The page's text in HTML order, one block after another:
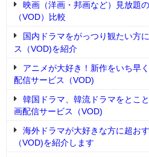
映画（洋画・邦画など）見放題
（VOD）比較
国内ドラマをがっつり観たい方
ス（VOD)を紹介
アニメが大好き！新作をいち早
配信サービス（VOD)
韓国ドラマ、韓流ドラマをとこ
画配信サービス（VOD)
海外ドラマが大好きな方に超お
（VOD)を紹介します